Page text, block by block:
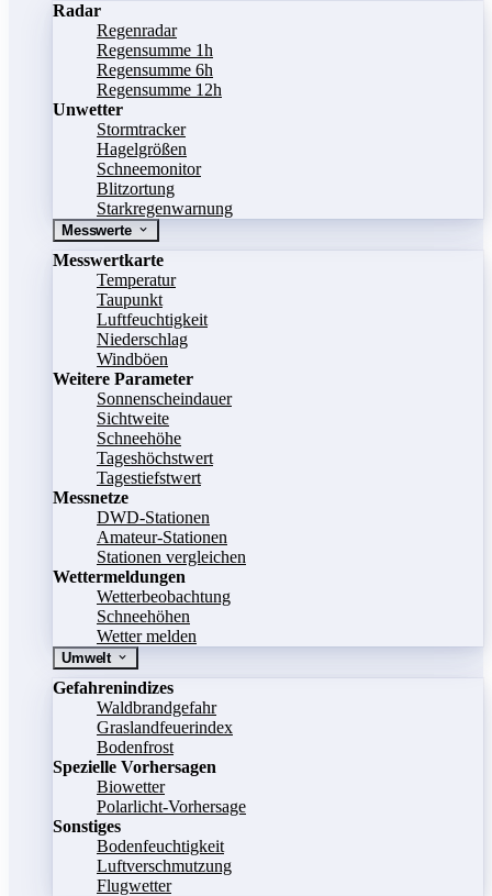
Radar
Regenradar
Regensumme 1h
Regensumme 6h
Regensumme 12h
Unwetter
Stormtracker
Hagelgrößen
Schneemonitor
Blitzortung
Starkregenwarnung
Messwerte
Messwertkarte
Temperatur
Taupunkt
Luftfeuchtigkeit
Niederschlag
Windböen
Weitere Parameter
Sonnenscheindauer
Sichtweite
Schneehöhe
Tageshöchstwert
Tagestiefstwert
Messnetze
DWD-Stationen
Amateur-Stationen
Stationen vergleichen
Wettermeldungen
Wetterbeobachtung
Schneehöhen
Wetter melden
Umwelt
Gefahrenindizes
Waldbrandgefahr
Graslandfeuerindex
Bodenfrost
Spezielle Vorhersagen
Biowetter
Polarlicht-Vorhersage
Sonstiges
Bodenfeuchtigkeit
Luftverschmutzung
Flugwetter